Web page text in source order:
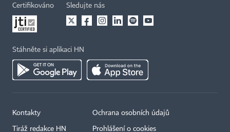
Certifikováno Sledujte nás
Stáhněte si aplikaci HN
Kontakty
Tiráž redakce HN
Ochrana osobních údajů
Prohlášení o cookies